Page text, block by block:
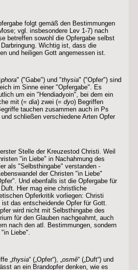
folgt gemäß den Bestimmungen
vgl. insbesondere Lev 1-7) nach
betreffen sowohl die Opfergabe selbst
Wichtig ist, dass die
und heiligen Gott angemessen ist.
" ("Gabe") und "thysia" ("Opfer") sind
im Sinne einer "Opfergabe". Es
um ein "Hendiadyoin", bei dem ein
mit (= dia) zwei (= dyo) Begriffen
tauchen zusammen auch in Ps
schließen verschiedene Arten Opfer
Stelle der Kreuzestod Christi. Weil
"in Liebe" in Nachahmung des
als "Selbsthingabe" verstanden -
der Christen "in Liebe"
Und ebenfalls ist die Opfergabe für
Hier mag eine christliche
Opferkritik vorliegen: Christi
das entscheidende Opfer für Gott.
wird nicht mit Selbsthingabe des
für den Glauben nachgeahmt, auch
nach den atl. Bestimmungen, sondern
Liebe".
„thysia“ („Opfer“), „osmê“ („Duft“) und
an ein Brandopfer denken, wie es